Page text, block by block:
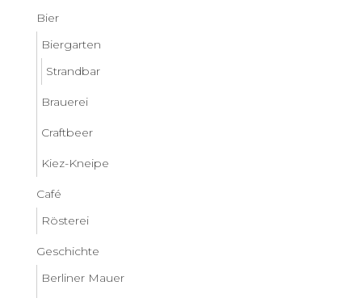
Bier
Biergarten
Strandbar
Brauerei
Craftbeer
Kiez-Kneipe
Café
Rösterei
Geschichte
Berliner Mauer